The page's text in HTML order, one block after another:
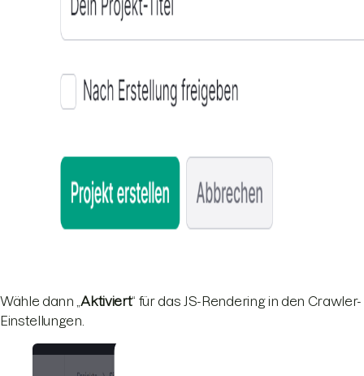
Wähle dann „ Aktiviert“ für das JS-Rendering in den Crawler-
Einstellungen.